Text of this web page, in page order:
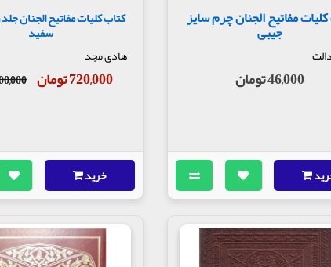
قسمت مربوط به زیارت امام زمان(عج) آمده است. پس از زیارت‌های
است. مطلب پایانی این باب که آخرین مطلب مفاتیح در نسخه
مفاتیح الجنان چرم سایز
جیبی
46,000 تومان
کتاب کلیات مفاتیح الجنان
سفید
هادی مجد
720,000 تومان 800,000
خرید